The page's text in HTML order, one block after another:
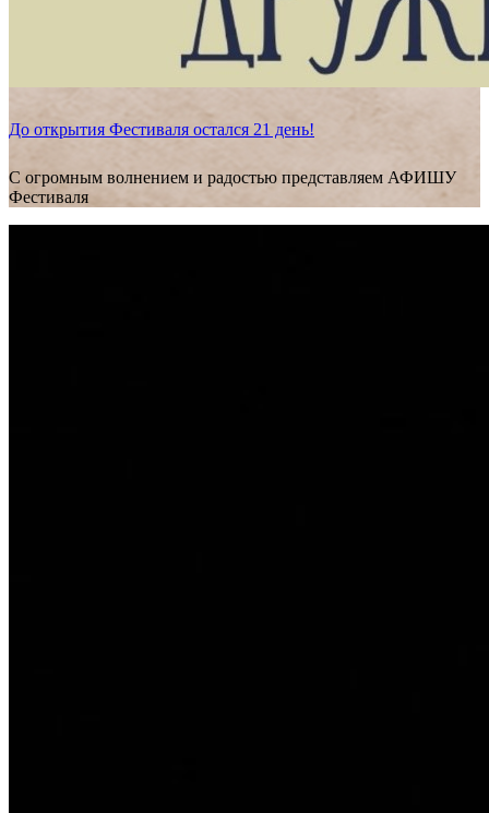
До открытия Фестиваля остался 21 день!
С огромным волнением и радостью представляем АФИШУ
Фестиваля